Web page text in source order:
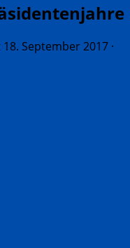
18. September 2017 ·